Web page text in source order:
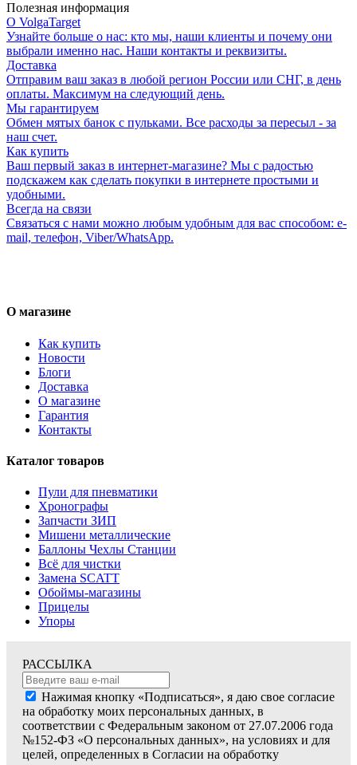
Полезная информация
О VolgaTarget
Узнайте больше о нас: кто мы, наши клиенты и почему они
выбрали именно нас. Наши контакты и реквизиты.
Доставка
Отправим ваш заказ в любой регион России или СНГ, в день
оплаты. Максимум на следующий день.
Мы гарантируем
Обмен мятых банок с пульками. Все расходы за пересыл - за
наш счет.
Как купить
Ваш первый заказ в интернет-магазине? Мы с радостью
подскажем как сделать покупки в интернете простыми и
удобными.
Всегда на связи
Связаться с нами можно любым удобным для вас способом: e-
mail, телефон, Viber/WhatsApp.
О магазине
Как купить
Новости
Блоги
Доставка
О магазине
Гарантия
Контакты
Каталог товаров
Пули для пневматики
Хронографы
Запчасти ЗИП
Мишени металлические
Баллоны Чехлы Станции
Всё для чистки
Замена SCATT
Обоймы-магазины
Прицелы
Упоры
РАССЫЛКА
Нажимая кнопку «Подписаться», я даю свое согласие
на обработку моих персональных данных, в
соответствии с Федеральным законом от 27.07.2006 года
№152-ФЗ «О персональных данных», на условиях и для
целей, определенных в Согласии на обработку